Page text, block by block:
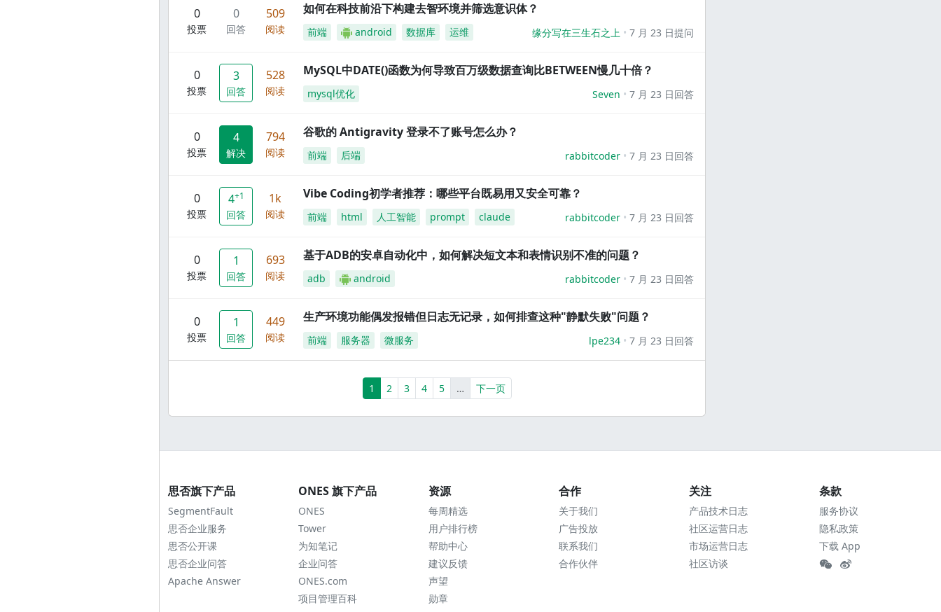
0
投票
0
回答
509
阅读
如何在科技前沿下构建去智环境并筛选意识体？
前端 android 数据库 运维 缘分写在三生石之上 7 月 23 日提问
0
投票
3
回答
528
阅读
MySQL中DATE()函数为何导致百万级数据查询比BETWEEN慢几十倍？
mysql优化 Seven 7 月 23 日回答
0
投票
4
解决
794
阅读
谷歌的 Antigravity 登录不了账号怎么办？
前端 后端 rabbitcoder 7 月 23 日回答
0
投票
4+1
回答
1k
阅读
Vibe Coding初学者推荐：哪些平台既易用又安全可靠？
前端 html 人工智能 prompt claude rabbitcoder 7 月 23 日回答
0
投票
1
回答
693
阅读
基于ADB的安卓自动化中，如何解决短文本和表情识别不准的问题？
adb android rabbitcoder 7 月 23 日回答
0
投票
1
回答
449
阅读
生产环境功能偶发报错但日志无记录，如何排查这种"静默失败"问题？
前端 服务器 微服务 lpe234 7 月 23 日回答
1 (current)
2 3 4 5 …More下一页
思否旗下产品
SegmentFault
思否企业服务
思否公开课
思否企业问答
Apache Answer
ONES 旗下产品
ONES
Tower
为知笔记
企业问答
ONES.com
项目管理百科
资源
每周精选
用户排行榜
帮助中心
建议反馈
声望
勋章
合作
关于我们
广告投放
联系我们
合作伙伴
关注
产品技术日志
社区运营日志
市场运营日志
社区访谈
条款
服务协议
隐私政策
下载 App